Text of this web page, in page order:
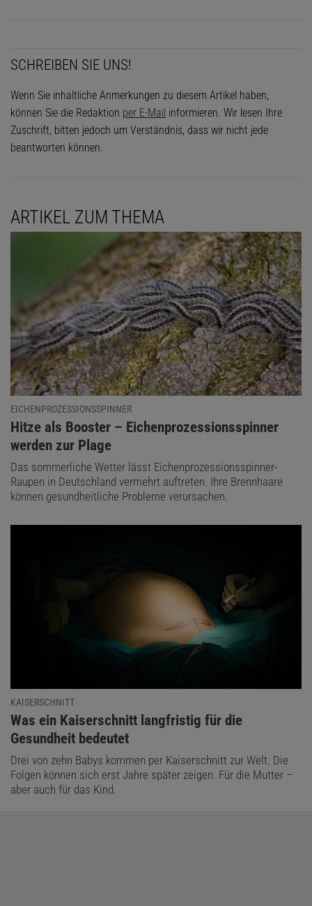
SCHREIBEN SIE UNS!
Wenn Sie inhaltliche Anmerkungen zu diesem Artikel haben,
können Sie die Redaktion per E-Mail informieren. Wir lesen Ihre
Zuschrift, bitten jedoch um Verständnis, dass wir nicht jede
beantworten können.
ARTIKEL ZUM THEMA
EICHENPROZESSIONSSPINNER
:
Hitze als Booster – Eichenprozessionsspinner
werden zur Plage
Das sommerliche Wetter lässt Eichenprozessionsspinner-
Raupen in Deutschland vermehrt auftreten. Ihre Brennhaare
können gesundheitliche Probleme verursachen.
KAISERSCHNITT
:
Was ein Kaiserschnitt langfristig für die
Gesundheit bedeutet
Drei von zehn Babys kommen per Kaiserschnitt zur Welt. Die
Folgen können sich erst Jahre später zeigen. Für die Mutter –
aber auch für das Kind.